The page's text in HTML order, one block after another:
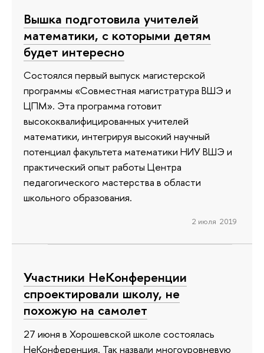
Вышка подготовила учителей
математики, с которыми детям
будет интересно
Состоялся первый выпуск магистерской
программы «Совместная магистратура ВШЭ и
ЦПМ». Эта программа готовит
высококвалифицированных учителей
математики, интегрируя высокий научный
потенциал факультета математики НИУ ВШЭ и
практический опыт работы Центра
педагогического мастерства в области
школьного образования.
2 июля 2019
Участники НеКонференции
спроектировали школу, не
похожую на самолет
27 июня в Хорошевской школе состоялась
НеКонференция. Так назвали многоуровневую